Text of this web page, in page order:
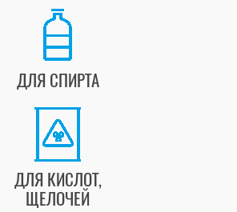
ДЛЯ СПИРТА
ДЛЯ КИСЛОТ,
ЩЕЛОЧЕЙ